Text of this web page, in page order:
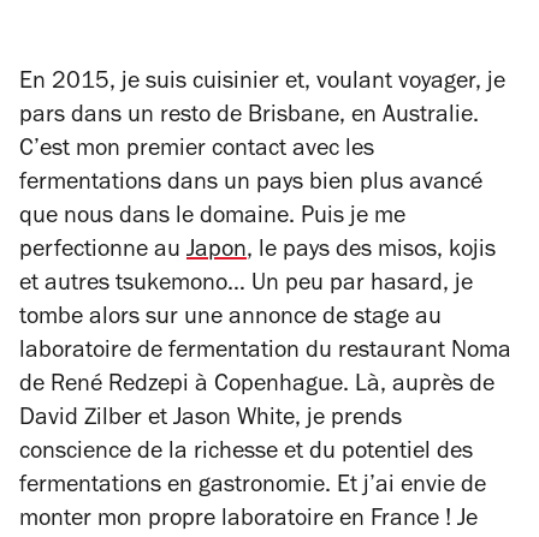
En 2015, je suis cuisinier et, voulant voyager, je
pars dans un resto de Brisbane, en Australie.
C’est mon premier contact avec les
fermentations dans un pays bien plus avancé
que nous dans le domaine. Puis je me
perfectionne au Japon, le pays des misos, kojis
et autres tsukemono… Un peu par hasard, je
tombe alors sur une annonce de stage au
laboratoire de fermentation du restaurant Noma
de René Redzepi à Copenhague. Là, auprès de
David Zilber et Jason White, je prends
conscience de la richesse et du potentiel des
fermentations en gastronomie. Et j’ai envie de
monter mon propre laboratoire en France ! Je